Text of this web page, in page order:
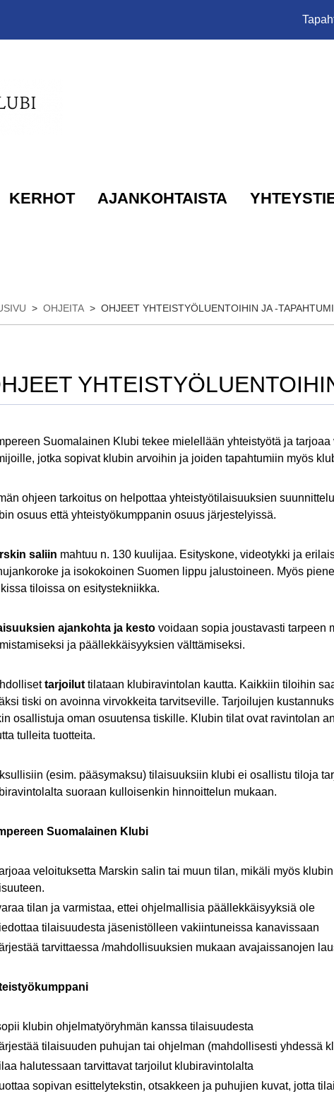
KERHOT AJANKOHTAISTA
> OHJEITA > OHJEET YHTEISTYÖLUENTOIHIN JA -
Suomalainen Klubi tekee mielellään yhteistyötä ja
jotka sopivat klubin arvoihin ja joiden tapahtumiin myös
ohjeen tarkoitus on helpottaa yhteistyötilaisuuksien
osuus että yhteistyökumppanin osuus järjestelyissä.
saliin mahtuu n. 130 kuulijaa. Esityskone, videotykki ja
ja isokokoinen Suomen lippu jalustoineen. Myös
tiloissa on esitystekniikka.
ajankohta ja kesto voidaan sopia joustavasti tarpeen
ja päällekkäisyyksien välttämiseksi.
tarjoilut tilataan klubiravintolan kautta. Kaikkiin tiloihin
tiski on avoinna virvokkeita tarvitseville. Tarjoilujen
osallistuja oman osuutensa tiskille. Klubin tilat ovat ravintolan
tulleita tuotteita.
(esim. pääsymaksu) tilaisuuksiin klubi ei osallistu tiloja
suoraan kulloisenkin hinnoittelun mukaan.
Suomalainen Klubi
veloituksetta Marskin salin tai muun tilan, mikäli myös
tilan ja varmistaa, ettei ohjelmallisia päällekkäisyyksiä ole
tilaisuudesta jäsenistölleen vakiintuneissa kanavissaan
tarvittaessa /mahdollisuuksien mukaan avajaissanojen
klubin ohjelmatyöryhmän kanssa tilaisuudesta
tilaisuuden puhujan tai ohjelman (mahdollisesti yhdessä
halutessaan tarvittavat tarjoilut klubiravintolalta
sopivan esittelytekstin, otsakkeen ja puhujien kuvat, jotta